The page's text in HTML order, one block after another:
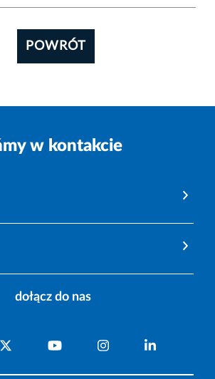
POWRÓT
w kontakcie
dołącz do nas